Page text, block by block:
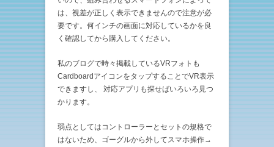
は、視差が正しく表示できませんので注意が必
要です。何インチの画面に対応しているかを良
く確認してから購入してください。
私のブログで時々掲載しているVRフォトも
CardboardアイコンをタップすることでVR表示
できますし、 対応アプリも探せばいろいろ見つ
かります。
弱点としてはコントローラーとセットの規格で
はないため、ゴーグルから外してスマホ操作→